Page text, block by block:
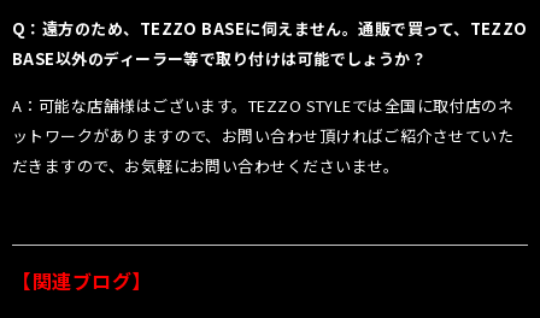
Q：遠方のため、TEZZO BASEに伺えません。通販で買って、TEZZO
BASE以外のディーラー等で取り付けは可能でしょうか？
A：可能な店舗様はございます。TEZZO STYLEでは全国に取付店のネ
ットワークがありますので、お問い合わせ頂ければご紹介させていた
だきますので、お気軽にお問い合わせくださいませ。
【関連ブログ】